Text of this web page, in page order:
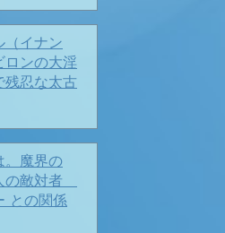
息吹 ❤️
（イナン
ロンの大淫
残忍な太古
。魔界の
の敵対者
との関係